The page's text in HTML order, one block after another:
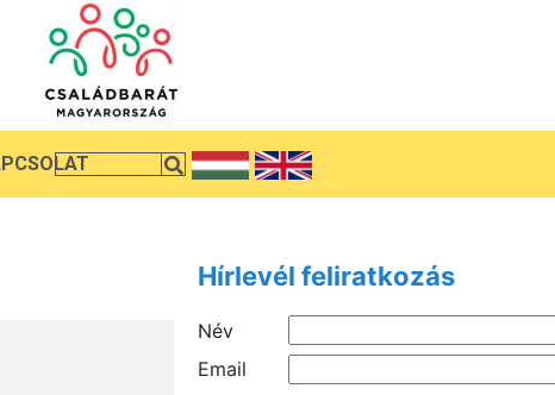
Hírlevél feliratkozás
Név
Email